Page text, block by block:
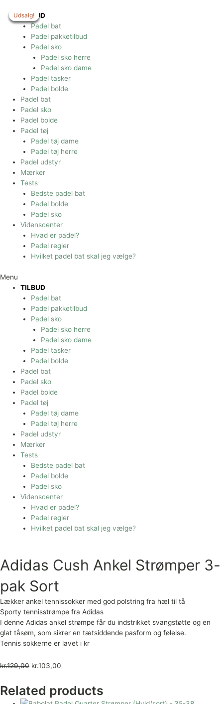
indholdet
TILBUD
Padel bat
Padel pakketilbud
Padel sko
Padel sko herre
Padel sko dame
Padel tasker
Padel bolde
Padel bat
Padel sko
Padel bolde
Padel tøj
Padel tøj dame
Padel tøj herre
Padel udstyr
Mærker
Tests
Bedste padel bat
Padel bolde
Padel sko
Videnscenter
Hvad er padel?
Padel regler
Hvilket padel bat skal jeg vælge?
Menu
TILBUD
Padel bat
Padel pakketilbud
Padel sko
Padel sko herre
Padel sko dame
Padel tasker
Padel bolde
Padel bat
Padel sko
Padel bolde
Padel tøj
Padel tøj dame
Padel tøj herre
Padel udstyr
Mærker
Tests
Bedste padel bat
Padel bolde
Padel sko
Videnscenter
Hvad er padel?
Padel regler
Hvilket padel bat skal jeg vælge?
Udsalg!
Adidas Cush Ankel Strømper 3-
pak Sort
Lækker ankel tennissokker med god polstring fra hæl til tå
Sporty tennisstrømpe fra Adidas
I denne Adidas ankel strømpe får du indstrikket svangstøtte og en
glat tåsøm, som sikrer en tætsiddende pasform og følelse.
Tennis sokkerne er lavet i kr
kr.129,00 kr.103,00
Related products
Udsalg!
Udsalg!
Udsalg!
Udsalg!